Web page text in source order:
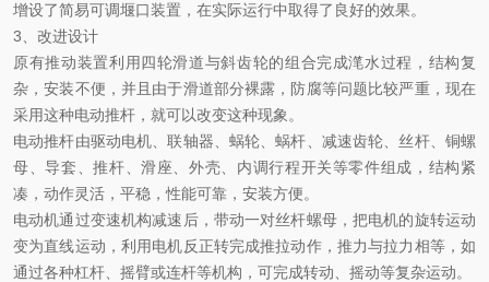
增设了简易可调堰口装置，在实际运行中取得了良好的效果。
3 、改进设计
原有推动装置利用四轮滑道与斜齿轮的组合完成滗水过程，结构复
杂，安装不便，并且由于滑道部分裸露，防腐等问题比较严重，现在
采用这种电动推杆，就可以改变这种现象。
电动推杆由驱动电机、联轴器、蜗轮、蜗杆、减速齿轮、丝杆、铜螺
母、导套、推杆、滑座、外壳、内调行程开关等零件组成，结构紧
凑，动作灵活，平稳，性能可靠，安装方便。
电动机通过变速机构减速后，带动一对丝杆螺母，把电机的旋转运动
变为直线运动，利用电机反正转完成推拉动作，推力与拉力相等，如
通过各种杠杆、摇臂或连杆等机构，可完成转动、摇动等复杂运动。